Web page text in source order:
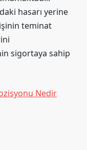
hasarı yerine
teminat
sigortaya sahip
Nedir